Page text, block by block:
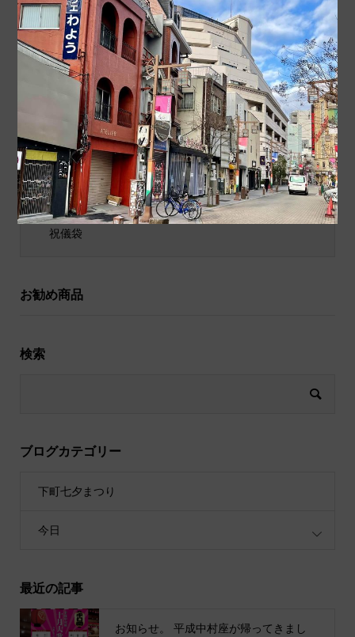
商品カテゴリ
商品ジャンル
ポチ袋
和小物
祝儀袋
お勧め商品
検索
ブログカテゴリー
下町七夕まつり
今日
最近の記事
お知らせ。 平成中村座が帰ってきまし